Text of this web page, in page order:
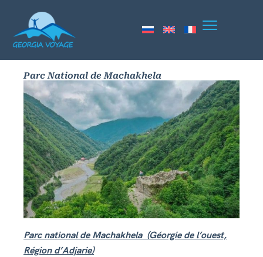
Parc National de Machakhela
Parc national de Machakhela(Géorgie de l’ouest,
Région d’Adjarie)